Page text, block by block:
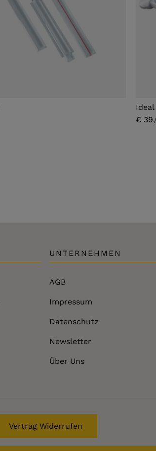
Ideal
€
UNTERNEHMEN
AGB
Impressum
Datenschutz
Newsletter
Über Uns
Vertrag Widerrufen